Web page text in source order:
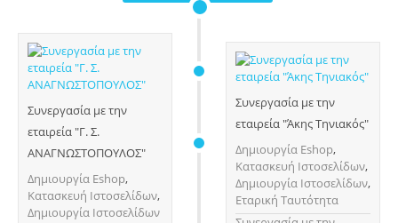
Συνεργασία με την
εταιρεία "Γ. Σ.
ΑΝΑΓΝΩΣΤΟΠΟΥΛΟΣ"
Δημιουργία Eshop,
Κατασκευή Ιστοσελίδων,
Δημιουργία Ιστοσελίδων
Συνεργασία με την
εταιρεία "Άκης Τηνιακός"
Δημιουργία Eshop,
Κατασκευή Ιστοσελίδων,
Δημιουργία Ιστοσελίδων,
Εταρική Ταυτότητα